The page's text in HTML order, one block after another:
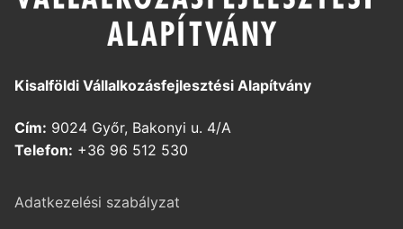
Kisalföldi Vállalkozásfejlesztési Alapítvány
Cím: 9024 Győr, Bakonyi u. 4/A
Telefon: +36 96 512 530
Adatkezelési szabályzat